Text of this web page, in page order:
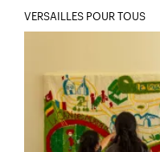
VERSAILLES POUR TOUS